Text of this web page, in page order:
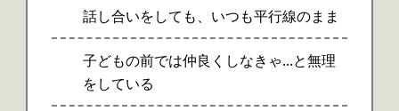
話し合いをしても、いつも平行線のまま
子どもの前では仲良くしなきゃ…と無理
をしている